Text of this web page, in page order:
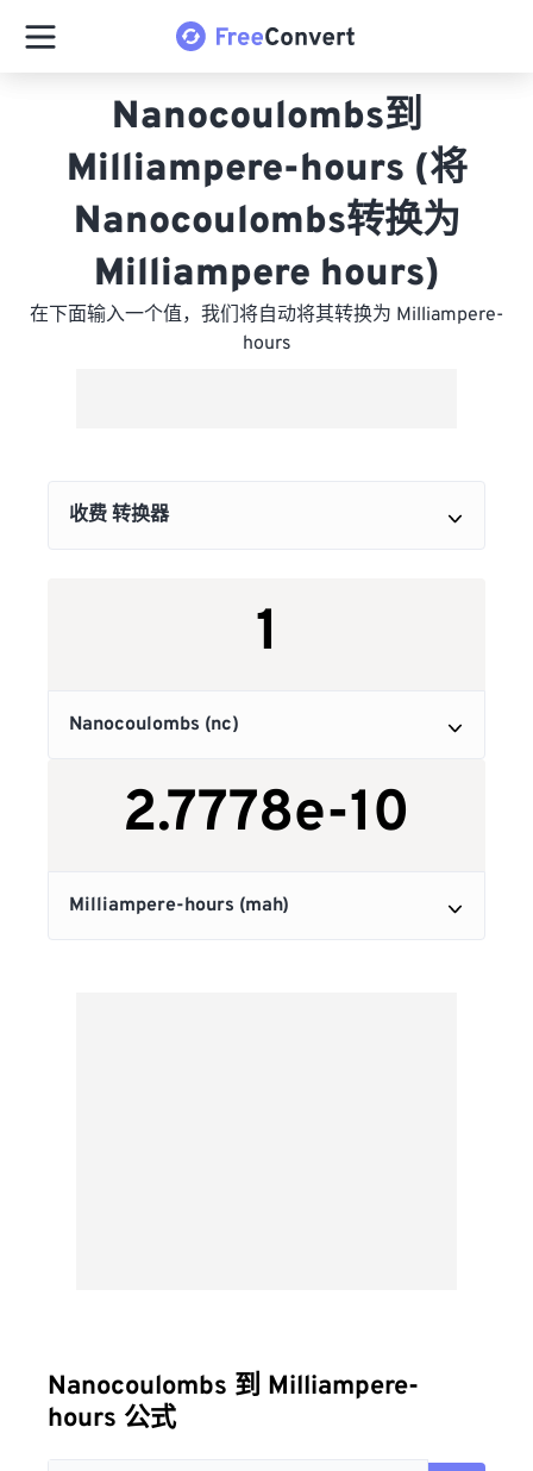
Nanocoulombs到
Milliampere-hours (将
Nanocoulombs转换为
Milliampere hours)
在下面输入一个值，我们将自动将其转换为 Milliampere-
hours
Nanocoulombs 到 Milliampere-
hours 公式